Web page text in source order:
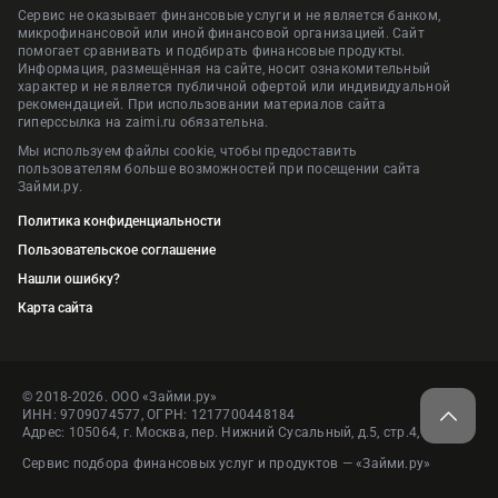
Сервис не оказывает финансовые услуги и не является банком,
микрофинансовой или иной финансовой организацией. Сайт
помогает сравнивать и подбирать финансовые продукты.
Информация, размещённая на сайте, носит ознакомительный
характер и не является публичной офертой или индивидуальной
рекомендацией. При использовании материалов сайта
гиперссылка на zaimi.ru обязательна.
Мы используем файлы cookie, чтобы предоставить
пользователям больше возможностей при посещении сайта
Займи.ру.
Политика конфиденциальности
Пользовательское соглашение
Нашли ошибку?
Карта сайта
© 2018-2026. ООО «Займи.ру»
ИНН: 9709074577, ОГРН: 1217700448184
Адрес: 105064, г. Москва, пер. Нижний Сусальный, д.5, стр.4, пом.1
Сервис подбора финансовых услуг и продуктов — «Займи.ру»